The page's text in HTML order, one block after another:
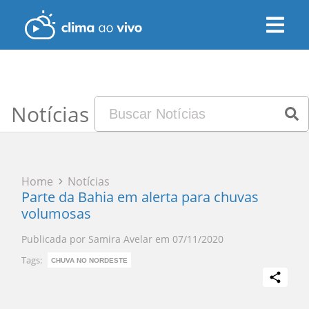
Notícias
Home Notícias
Parte da Bahia em alerta para chuvas
volumosas
Publicada por Samira Avelar em 07/11/2020
Tags: CHUVA NO NORDESTE